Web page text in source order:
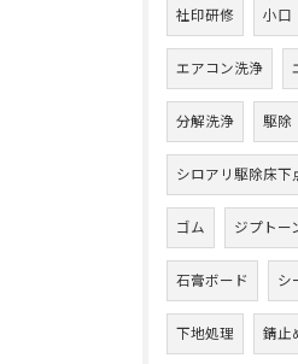
社印研修 小口
エアコン洗浄
分解洗浄 駆除
シロアリ駆除床下
ゴム ジプトー
石膏ボード シ
下地処理 錆止